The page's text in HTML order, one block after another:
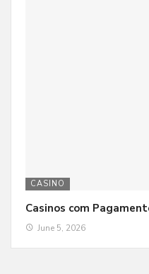
CASINO
Casinos com
June 5, 2026